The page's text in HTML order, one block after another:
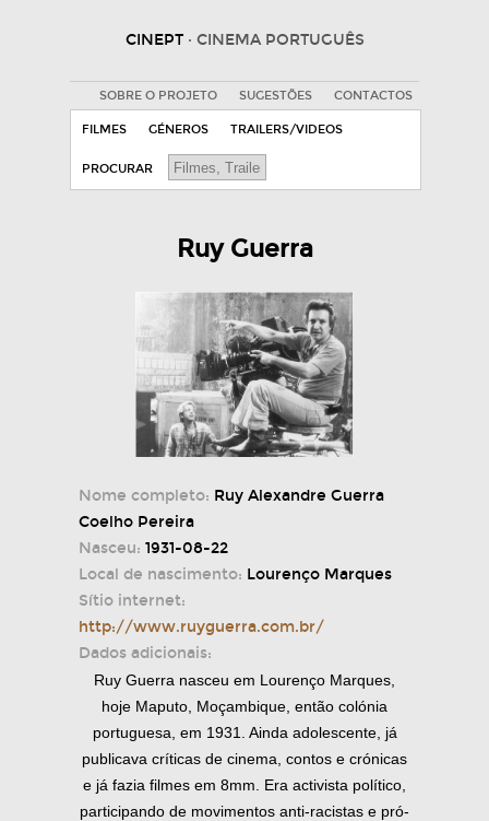
CINEPT · CINEMA PORTUGUÊS
SOBRE O PROJETO SUGESTÕES CONTACTOS
FILMES GÉNEROS TRAILERS/VIDEOS
PROCURAR
Ruy Guerra
Nome completo: Ruy Alexandre Guerra
Coelho Pereira
Nasceu: 1931-08-22
Local de nascimento: Lourenço Marques
Sítio internet:
http://www.ruyguerra.com.br/
Dados adicionais:
Ruy Guerra nasceu em Lourenço Marques,
hoje Maputo, Moçambique, então colónia
portuguesa, em 1931. Ainda adolescente, já
publicava críticas de cinema, contos e crónicas
e já fazia filmes em 8mm. Era activista político,
participando de movimentos anti-racistas e pró-